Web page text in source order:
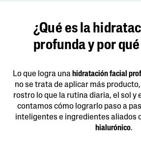
¿Qué es la
profunda y por
Lo que logra una hidratación facial
no se trata de aplicar más
rostro lo que la rutina diaria, el sol y
contamos cómo lograrlo paso a
inteligentes e ingredientes aliados
hialurónico.